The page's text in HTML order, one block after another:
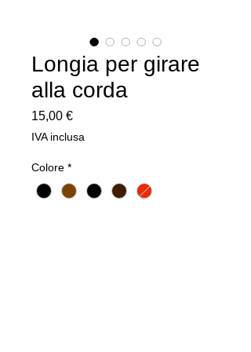
Longia per girare
alla corda
15,00 €Prezzo
IVA inclusa
Colore *